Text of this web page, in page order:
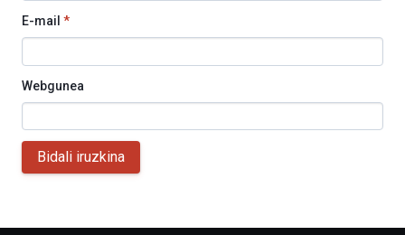
E-mail *
Webgunea
Bidali iruzkina